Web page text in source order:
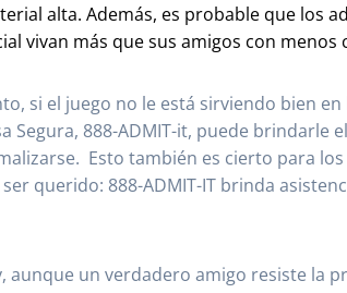
alta. Además, es probable que los
vivan más que sus amigos con menos
si el juego no le está sirviendo bien en
Segura, 888-ADMIT-it, puede brindarle
Esto también es cierto para
querido: 888-ADMIT-IT brinda
aunque un verdadero amigo resiste la